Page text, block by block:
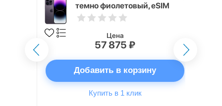
темно фиолетовый, eSIM
Цена
57 875 ₽
Добавить в корзину
Купить в 1 клик